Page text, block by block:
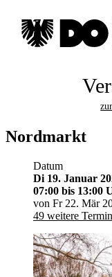
Nordmarkt
Datum
Di 19. Januar
07:00 bis 13:00
von Fr 22. Mär
49 weitere